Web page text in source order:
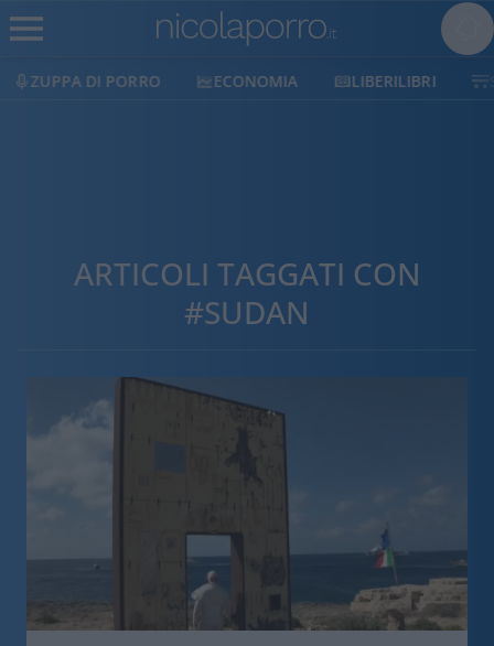
ECONOMIA LIBERILIBRI SHOP SOSTIENICI
ARTICOLI TAGGATI CON
#SUDAN